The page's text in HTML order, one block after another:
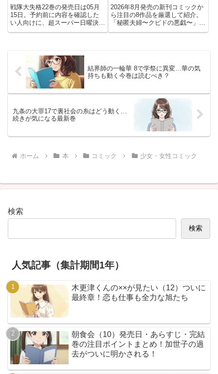
戦隊大失格22巻の発売日は05月
15日。予約前に内容を確認した
い人向けに、超スーパー日曜決戦
の決勝ステージやDと夢子、復活
選
2026年8月発売の新刊コミックか
ら注目の8作品を厳選して紹介。
「秘匿夫婦〜クピドの悪戯〜」
「HIGH SCORE」「文豪ストレ
入前の参考としてぜひチェックし
てください。
結界師の一輪華 8で学祭に異変…華の気
持ちも動く今巻は読むべき？
九条の大罪17で裏社会の糸はどう動く…
続きが気になる最新巻
ホーム 本 コミック 少女・女性コミック
検索
検索
人気記事（集計期間1年）
木更津くんの××が見たい（12）ついに
最終章！恋も仕事も全力な旭たち
朝食会（10）発売日・あらすじ・完結
巻の注目ポイントまとめ！加世子の過
去がついに明かされる！